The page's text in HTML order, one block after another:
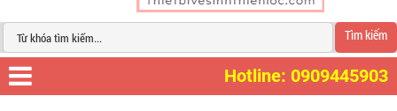
Tìm kiếm
Hotline: 0909445903